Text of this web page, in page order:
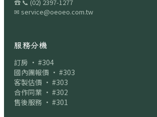
☎ 📞 (02) 2397-1277
✉ service@oeoeo.com.tw
服務分機
訂房 · #304
國內團報價 · #303
客製估價 · #303
合作同業 · #302
售後服務 · #301